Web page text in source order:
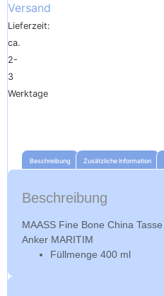
Versand
Lieferzeit:
ca.
2-
3
Werktage
Beschreibung Zusätzliche Information
Beschreibung
MAASS Fine Bone China Tasse
Anker MARITIM
Füllmenge 400 ml